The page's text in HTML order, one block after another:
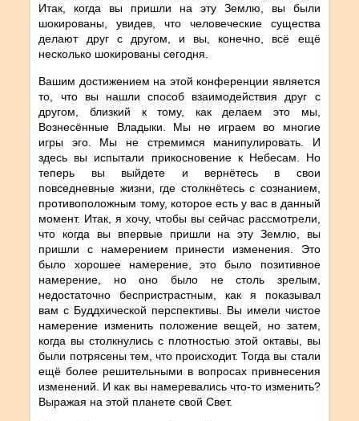
Итак, когда вы пришли на эту Землю, вы были
шокированы, увидев, что человеческие существа
делают друг с другом, и вы, конечно, всё ещё
несколько шокированы сегодня.
Вашим достижением на этой конференции является
то, что вы нашли способ взаимодействия друг с
другом, близкий к тому, как делаем это мы,
Вознесённые Владыки. Мы не играем во многие
игры эго. Мы не стремимся манипулировать. И
здесь вы испытали прикосновение к Небесам. Но
теперь вы выйдете и вернётесь в свои
повседневные жизни, где столкнётесь с сознанием,
противоположным тому, которое есть у вас в данный
момент. Итак, я хочу, чтобы вы сейчас рассмотрели,
что когда вы впервые пришли на эту Землю, вы
пришли с намерением принести изменения. Это
было хорошее намерение, это было позитивное
намерение, но оно было не столь зрелым,
недостаточно беспристрастным, как я показывал
вам с Буддхической перспективы. Вы имели чистое
намерение изменить положение вещей, но затем,
когда вы столкнулись с плотностью этой октавы, вы
были потрясены тем, что происходит. Тогда вы стали
ещё более решительными в вопросах привнесения
изменений. И как вы намеревались что-то изменить?
Выражая на этой планете свой Свет.